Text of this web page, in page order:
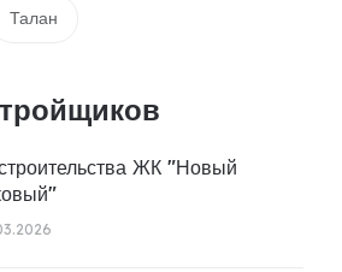
Талан
ЖК "Новый